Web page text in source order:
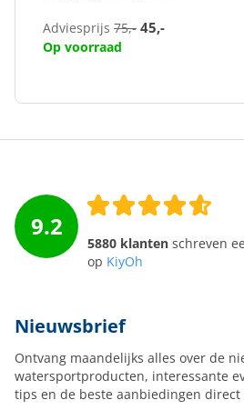
Adviesprijs 75,- 45,-
Op voorraad
9.2
5880 klanten schreven
op KiyOh
Nieuwsbrief
Ontvang maandelijks alles over de
watersportproducten, interessante
tips en de beste aanbiedingen